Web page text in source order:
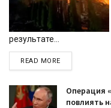
результате...
READ MOREDETAILS
Операция
повлиять